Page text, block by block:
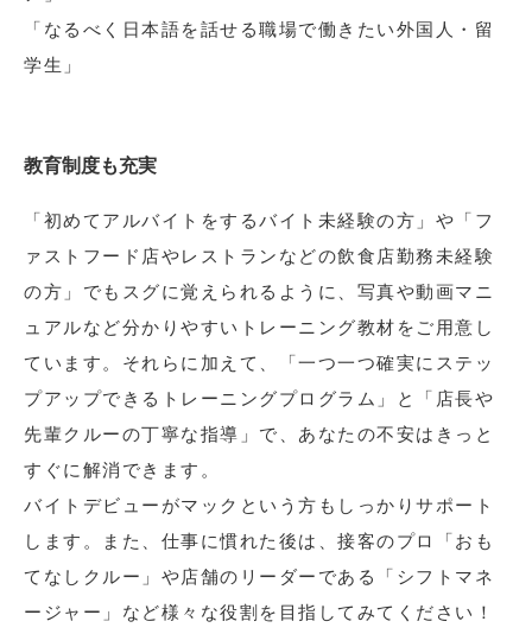
「なるべく日本語を話せる職場で働きたい外国人・留
学生」
教育制度も充実
「初めてアルバイトをするバイト未経験の方」や「フ
ァストフード店やレストランなどの飲食店勤務未経験
の方」でもスグに覚えられるように、写真や動画マニ
ュアルなど分かりやすいトレーニング教材をご用意し
ています。それらに加えて、「一つ一つ確実にステッ
プアップできるトレーニングプログラム」と「店長や
先輩クルーの丁寧な指導」で、あなたの不安はきっと
すぐに解消できます。
バイトデビューがマックという方もしっかりサポート
します。また、仕事に慣れた後は、接客のプロ「おも
てなしクルー」や店舗のリーダーである「シフトマネ
ージャー」など様々な役割を目指してみてください！